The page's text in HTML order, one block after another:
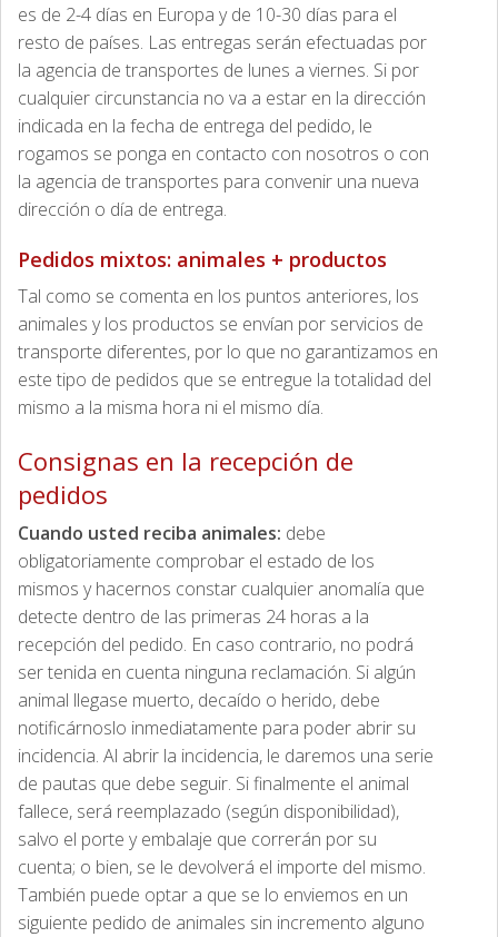
es de 2-4 días en Europa y de 10-30 días para el
resto de países. Las entregas serán efectuadas por
la agencia de transportes de lunes a viernes. Si por
cualquier circunstancia no va a estar en la dirección
indicada en la fecha de entrega del pedido, le
rogamos se ponga en contacto con nosotros o con
la agencia de transportes para convenir una nueva
dirección o día de entrega.
Pedidos mixtos: animales + productos
Tal como se comenta en los puntos anteriores, los
animales y los productos se envían por servicios de
transporte diferentes, por lo que no garantizamos en
este tipo de pedidos que se entregue la totalidad del
mismo a la misma hora ni el mismo día.
Consignas en la recepción de
pedidos
Cuando usted reciba animales: debe
obligatoriamente comprobar el estado de los
mismos y hacernos constar cualquier anomalía que
detecte dentro de las primeras 24 horas a la
recepción del pedido. En caso contrario, no podrá
ser tenida en cuenta ninguna reclamación. Si algún
animal llegase muerto, decaído o herido, debe
notificárnoslo inmediatamente para poder abrir su
incidencia. Al abrir la incidencia, le daremos una serie
de pautas que debe seguir. Si finalmente el animal
fallece, será reemplazado (según disponibilidad),
salvo el porte y embalaje que correrán por su
cuenta; o bien, se le devolverá el importe del mismo.
También puede optar a que se lo enviemos en un
siguiente pedido de animales sin incremento alguno